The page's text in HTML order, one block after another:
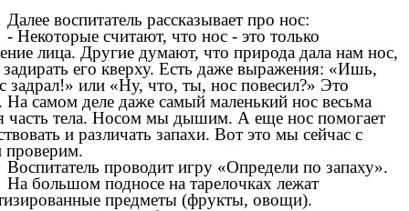
Далее воспитатель рассказывает про нос:
- Некоторые считают, что нос - это только
лица. Другие думают, что природа дала нам нос,
его кверху. Есть даже выражения: «Ишь,
задрал!» или «Ну, что, ты, нос повесил?» Это
На самом деле даже самый маленький нос весьма
часть тела. Носом мы дышим. А еще нос помогает
и различать запахи. Вот это мы сейчас с
проверим.
Воспитатель проводит игру «Определи по запаху».
На большом подносе на тарелочках лежат
предметы (фрукты, овощи).